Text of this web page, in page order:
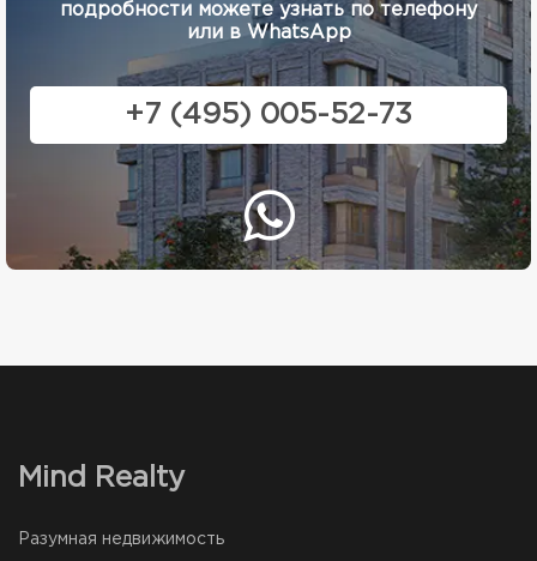
подробности можете узнать по телефону
или в WhatsApp
+7 (495) 005-52-73
Mind Realty
Разумная недвижимость